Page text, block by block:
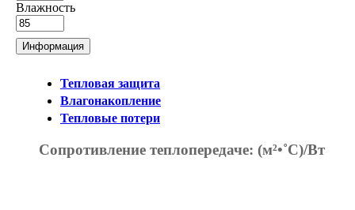
Влажность
Информация
Тепловая защита
Влагонакопление
Тепловые потери
Сопротивление теплопередаче: (м²•˚С)/Вт